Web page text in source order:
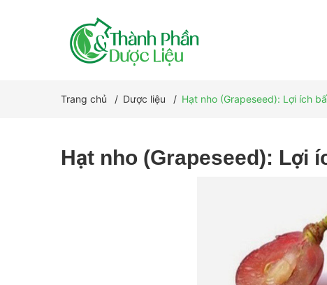
Trang chủ / Dược liệu / Hạt nho (Grapeseed): Lợi ích
Hạt nho (Grapeseed): Lợi